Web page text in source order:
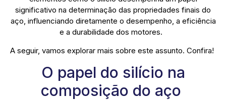
significativo na determinação das propriedades finais do
aço, influenciando diretamente o desempenho, a eficiência
e a durabilidade dos motores.
A seguir, vamos explorar mais sobre este assunto. Confira!
O papel do silício na
composição do aço